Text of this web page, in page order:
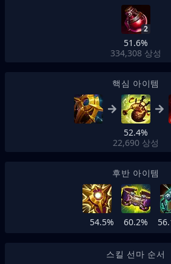
2
51.6%
334,308 상성
핵심 아이템
52.4%
22,690 상성
후반 아이템
54.5% 60.2%
스킬 선마 순서